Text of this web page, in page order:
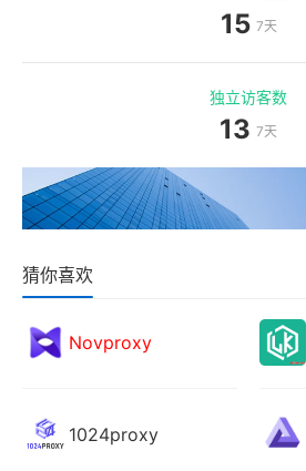
15 7天
独立访客数
13 7天
猜你喜欢
Novproxy
1024proxy